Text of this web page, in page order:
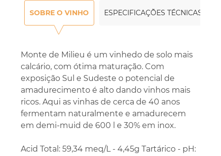
SOBRE O VINHO ESPECIFICAÇÕES TÉCNICAS
Monte de Milieu é um vinhedo de solo mais
calcário, com ótima maturação. Com
exposição Sul e Sudeste o potencial de
amadurecimento é alto dando vinhos mais
ricos. Aqui as vinhas de cerca de 40 anos
fermentam naturalmente e amadurecem
em demi-muid de 600 l e 30% em inox.
Acid Total: 59,34 meq/L - 4,45g Tartárico - pH: